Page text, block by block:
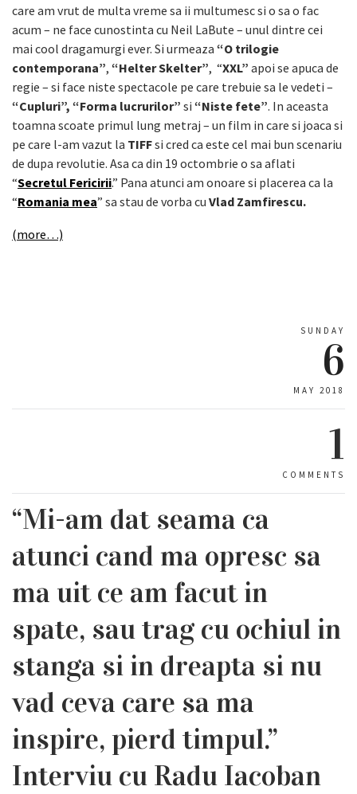
care am vrut de multa vreme sa ii multumesc si o sa o fac
acum – ne face cunostinta cu Neil LaBute – unul dintre cei
mai cool dragamurgi ever. Si urmeaza “O trilogie
contemporana”, “Helter Skelter”, “XXL” apoi se apuca de
regie – si face niste spectacole pe care trebuie sa le vedeti –
“Cupluri”, “Forma lucrurilor” si “Niste fete”. In aceasta
toamna scoate primul lung metraj – un film in care si joaca si
pe care l-am vazut la TIFFsi cred ca este cel mai bun scenariu
de dupa revolutie. Asa ca din 19 octombrie o sa aflati
“Secretul Fericirii.” Pana atunci am onoare si placerea ca la
“Romania mea” sa stau de vorba cu Vlad Zamfirescu.
(more…)
SUNDAY
6
MAY 2018
1
COMMENTS
“Mi-am dat seama ca
atunci cand ma opresc sa
ma uit ce am facut in
spate, sau trag cu ochiul in
stanga si in dreapta si nu
vad ceva care sa ma
inspire, pierd timpul.”
Interviu cu Radu Iacoban